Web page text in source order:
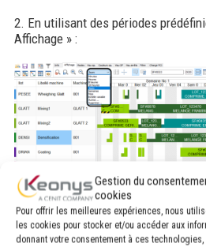
Gestion du
cookies
Pour offrir les meilleures expériences, nous
les cookies pour stocker et/ou accéder aux
donnant votre consentement à ces
2. En utilisant des périodes
Affichage » :